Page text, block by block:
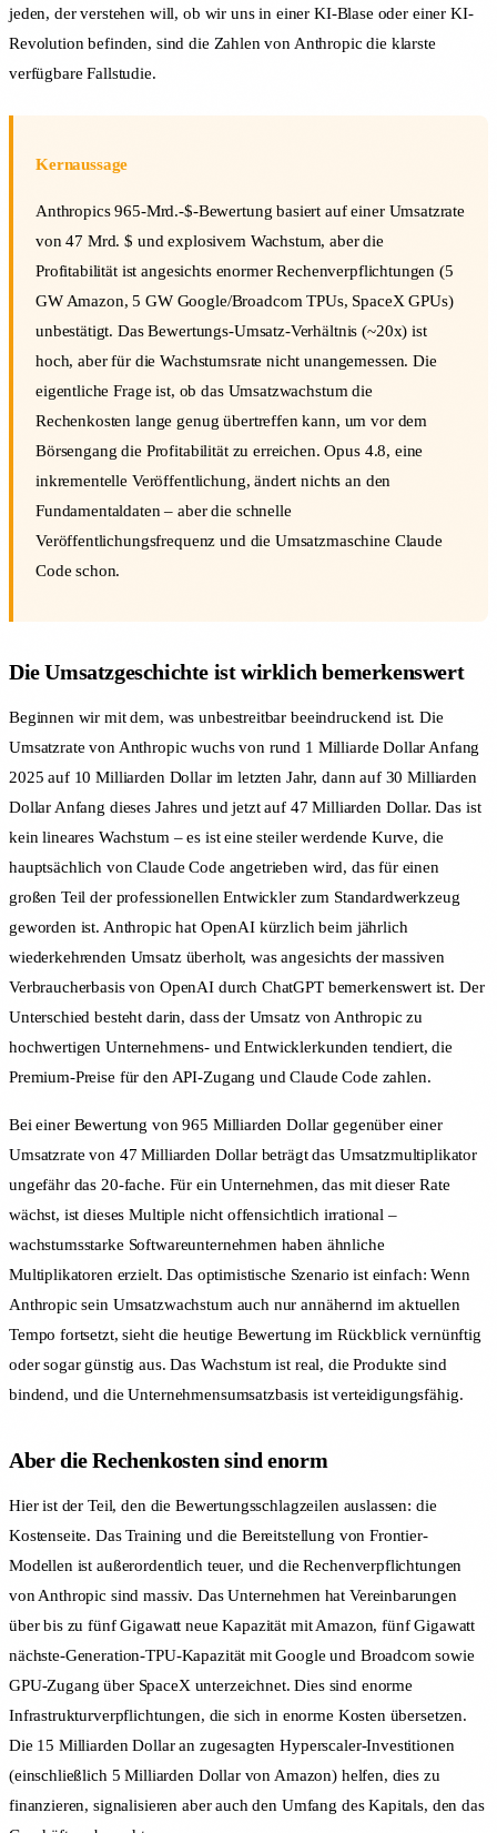
jeden, der verstehen will, ob wir uns in einer KI-Blase oder einer KI-
Revolution befinden, sind die Zahlen von Anthropic die klarste
verfügbare Fallstudie.
Kernaussage
Anthropics 965-Mrd.-$-Bewertung basiert auf einer Umsatzrate
von 47 Mrd. $ und explosivem Wachstum, aber die
Profitabilität ist angesichts enormer Rechenverpflichtungen (5
GW Amazon, 5 GW Google/Broadcom TPUs, SpaceX GPUs)
unbestätigt. Das Bewertungs-Umsatz-Verhältnis (~20x) ist
hoch, aber für die Wachstumsrate nicht unangemessen. Die
eigentliche Frage ist, ob das Umsatzwachstum die
Rechenkosten lange genug übertreffen kann, um vor dem
Börsengang die Profitabilität zu erreichen. Opus 4.8, eine
inkrementelle Veröffentlichung, ändert nichts an den
Fundamentaldaten – aber die schnelle
Veröffentlichungsfrequenz und die Umsatzmaschine Claude
Code schon.
Die Umsatzgeschichte ist wirklich bemerkenswert
Beginnen wir mit dem, was unbestreitbar beeindruckend ist. Die
Umsatzrate von Anthropic wuchs von rund 1 Milliarde Dollar Anfang
2025 auf 10 Milliarden Dollar im letzten Jahr, dann auf 30 Milliarden
Dollar Anfang dieses Jahres und jetzt auf 47 Milliarden Dollar. Das ist
kein lineares Wachstum – es ist eine steiler werdende Kurve, die
hauptsächlich von Claude Code angetrieben wird, das für einen
großen Teil der professionellen Entwickler zum Standardwerkzeug
geworden ist. Anthropic hat OpenAI kürzlich beim jährlich
wiederkehrenden Umsatz überholt, was angesichts der massiven
Verbraucherbasis von OpenAI durch ChatGPT bemerkenswert ist. Der
Unterschied besteht darin, dass der Umsatz von Anthropic zu
hochwertigen Unternehmens- und Entwicklerkunden tendiert, die
Premium-Preise für den API-Zugang und Claude Code zahlen.
Bei einer Bewertung von 965 Milliarden Dollar gegenüber einer
Umsatzrate von 47 Milliarden Dollar beträgt das Umsatzmultiplikator
ungefähr das 20-fache. Für ein Unternehmen, das mit dieser Rate
wächst, ist dieses Multiple nicht offensichtlich irrational –
wachstumsstarke Softwareunternehmen haben ähnliche
Multiplikatoren erzielt. Das optimistische Szenario ist einfach: Wenn
Anthropic sein Umsatzwachstum auch nur annähernd im aktuellen
Tempo fortsetzt, sieht die heutige Bewertung im Rückblick vernünftig
oder sogar günstig aus. Das Wachstum ist real, die Produkte sind
bindend, und die Unternehmensumsatzbasis ist verteidigungsfähig.
Aber die Rechenkosten sind enorm
Hier ist der Teil, den die Bewertungsschlagzeilen auslassen: die
Kostenseite. Das Training und die Bereitstellung von Frontier-
Modellen ist außerordentlich teuer, und die Rechenverpflichtungen
von Anthropic sind massiv. Das Unternehmen hat Vereinbarungen
über bis zu fünf Gigawatt neue Kapazität mit Amazon, fünf Gigawatt
nächste-Generation-TPU-Kapazität mit Google und Broadcom sowie
GPU-Zugang über SpaceX unterzeichnet. Dies sind enorme
Infrastrukturverpflichtungen, die sich in enorme Kosten übersetzen.
Die 15 Milliarden Dollar an zugesagten Hyperscaler-Investitionen
(einschließlich 5 Milliarden Dollar von Amazon) helfen, dies zu
finanzieren, signalisieren aber auch den Umfang des Kapitals, den das